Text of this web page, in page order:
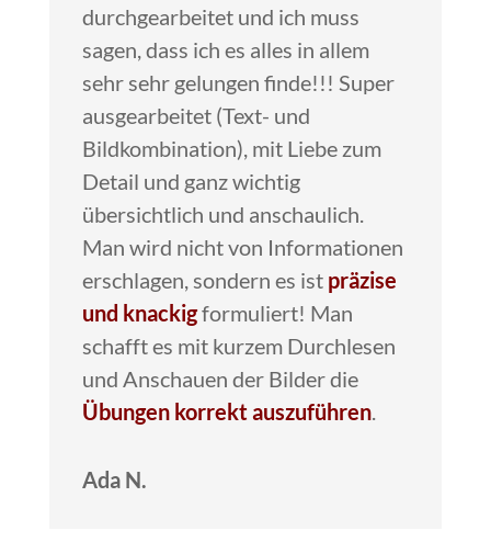
durchgearbeitet und ich muss
sagen, dass ich es alles in allem
sehr sehr gelungen finde!!! Super
ausgearbeitet (Text- und
Bildkombination), mit Liebe zum
Detail und ganz wichtig
übersichtlich und anschaulich.
Man wird nicht von Informationen
erschlagen, sondern es ist präzise
und knackigformuliert! Man
schafft es mit kurzem Durchlesen
und Anschauen der Bilder die
Übungen korrekt auszuführen.
Ada N.